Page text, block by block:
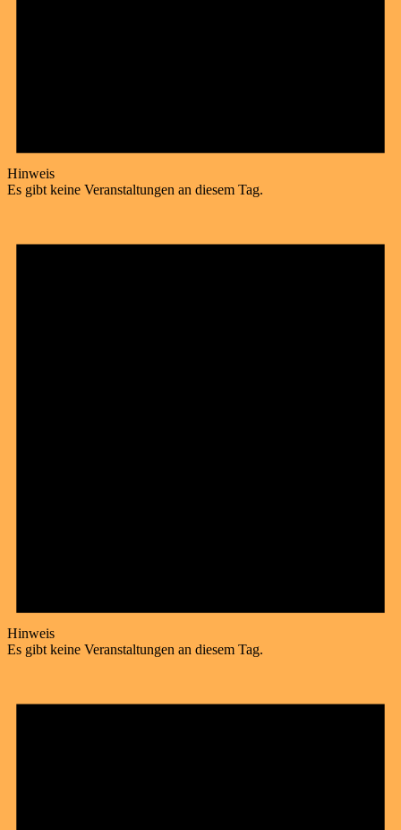
Hinweis
Es gibt keine Veranstaltungen an diesem Tag.
Hinweis
Es gibt keine Veranstaltungen an diesem Tag.